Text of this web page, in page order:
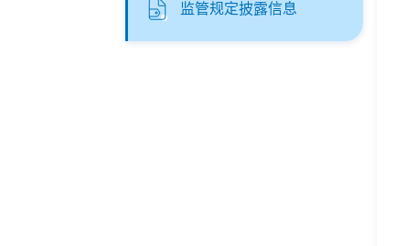
监管规定披露信息